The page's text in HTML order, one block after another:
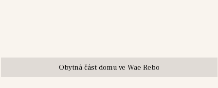
Obytná část domu ve Wae Rebo